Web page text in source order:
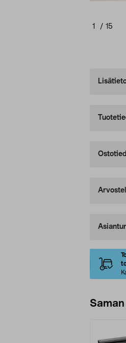
1 / 15